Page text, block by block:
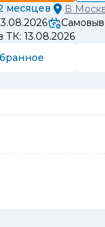
месяцев В
ТК: 13.08.2026